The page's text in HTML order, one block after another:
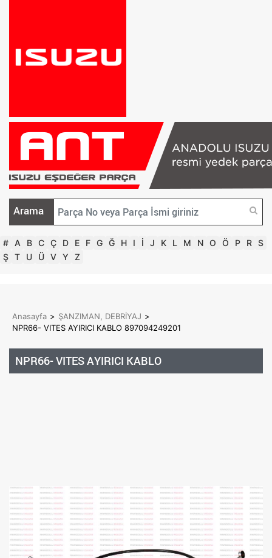
Arama
# A B C Ç D E F G Ğ H I İ J K L M N O Ö P R S
Ş T U Ü V Y Z
Anasayfa > ŞANZIMAN, DEBRİYAJ >
NPR66- VITES AYIRICI KABLO 897094249201
NPR66- VITES AYIRICI KABLO